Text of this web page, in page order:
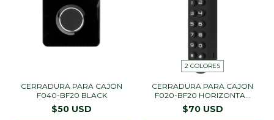
CERRADURA PARA CAJON
F040-BF20 BLACK
$50 USD
2 COLORES
CERRADURA PARA CAJON
F020-BF20 HORIZONTA...
$70 USD